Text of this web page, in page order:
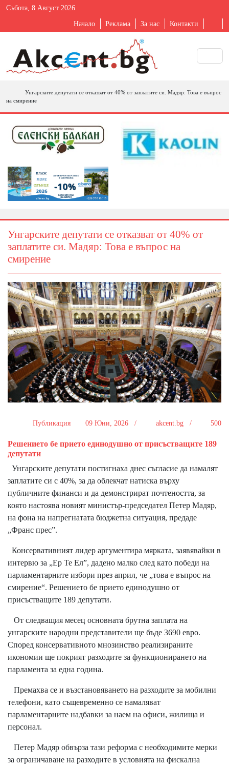
Събота, 8 Август 2026
Начало Реклама За нас Контакти
Унгарските депутати се отказват от 40% от заплатите си. Мадяр: Това е въпрос
на смирение
Унгарските депутати се отказват от 40% от
заплатите си. Мадяр: Това е въпрос на
смирение
Публикация 09 Юни, 2026 / akcent.bg / 500
Решението бе прието единодушно от присъстващите 189
депутати
Унгарските депутати постигнаха днес съгласие да намалят
заплатите си с 40%, за да облекчат натиска върху
публичните финанси и да демонстрират почтеността, за
която настоява новият министър-председател Петер Мадяр,
на фона на напрегнатата бюджетна ситуация, предаде
„Франс прес”.
Консервативният лидер аргументира мярката, заявявайки в
интервю за „Eр Те Ел”, дадено малко след като победи на
парламентарните избори през април, че „това е въпрос на
смирение“. Решението бе прието единодушно от
присъстващите 189 депутати.
От следващия месец основната брутна заплата на
унгарските народни представители ще бъде 3690 евро.
Според консервативното мнозинство реализираните
икономии ще покрият разходите за функционирането на
парламента за една година.
Премахва се и възстановяването на разходите за мобилни
телефони, като същевременно се намаляват
парламентарните надбавки за наем на офиси, жилища и
персонал.
Петер Мадяр обвърза тази реформа с необходимите мерки
за ограничаване на разходите в условията на фискална